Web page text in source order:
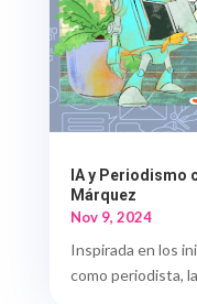
IA y Periodismo
Márquez
Nov 9, 2024
Inspirada en los
como periodista,